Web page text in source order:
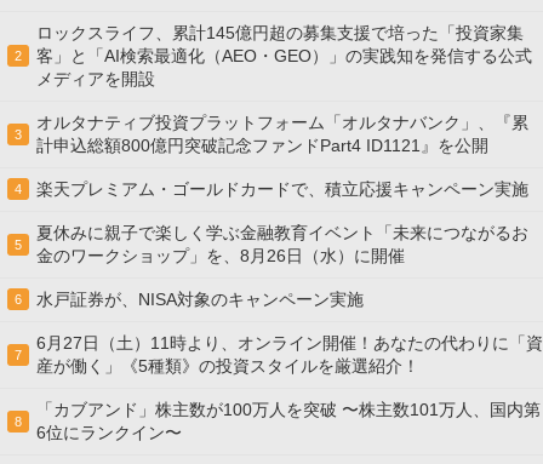
2
ロックスライフ、累計145億円超の募集支援で培った「投資家集
客」と「AI検索最適化（AEO・GEO）」の実践知を発信する公式
メディアを開設
3
オルタナティブ投資プラットフォーム「オルタナバンク」、『累
計申込総額800億円突破記念ファンドPart4 ID1121』を公開
4 楽天プレミアム・ゴールドカードで、積立応援キャンペーン実施
5
夏休みに親子で楽しく学ぶ金融教育イベント「未来につながるお
金のワークショップ」を、8月26日（水）に開催
6 水戸証券が、NISA対象のキャンペーン実施
7
6月27日（土）11時より、オンライン開催！あなたの代わりに「資
産が働く」《5種類》の投資スタイルを厳選紹介！
8
「カブアンド」株主数が100万人を突破 〜株主数101万人、国内第
6位にランクイン〜